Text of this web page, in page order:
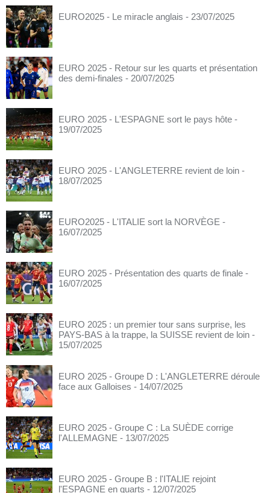
EURO2025 - Le miracle anglais - 23/07/2025
EURO 2025 - Retour sur les quarts et présentation
des demi-finales - 20/07/2025
EURO 2025 - L'ESPAGNE sort le pays hôte -
19/07/2025
EURO 2025 - L'ANGLETERRE revient de loin -
18/07/2025
EURO2025 - L'ITALIE sort la NORVÈGE -
16/07/2025
EURO 2025 - Présentation des quarts de finale -
16/07/2025
EURO 2025 : un premier tour sans surprise, les
PAYS-BAS à la trappe, la SUISSE revient de loin -
15/07/2025
EURO 2025 - Groupe D : L'ANGLETERRE déroule
face aux Galloises - 14/07/2025
EURO 2025 - Groupe C : La SUÈDE corrige
l'ALLEMAGNE - 13/07/2025
EURO 2025 - Groupe B : l'ITALIE rejoint
l'ESPAGNE en quarts - 12/07/2025